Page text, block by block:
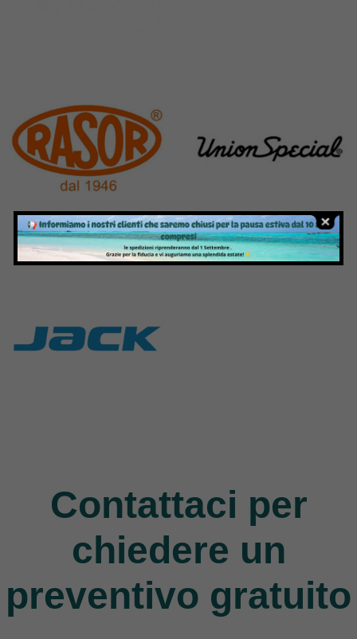
Rasor
117 Products
Union Special
140 Products
Contattaci per
chiedere un
preventivo gratuito